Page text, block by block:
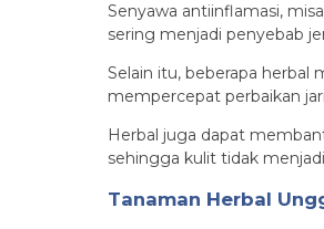
Senyawa antiinflamasi,
sering menjadi penyebab
Selain itu, beberapa herbal
mempercepat perbaikan
Herbal juga dapat
sehingga kulit tidak
Tanaman Herbal